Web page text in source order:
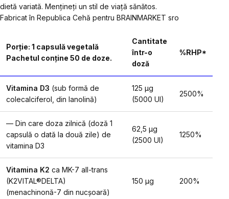
dietă variată. Mențineți un stil de viață sănătos.
Fabricat în Republica Cehă pentru BRAINMARKET sro
Porție: 1 capsulă vegetală
Pachetul conține 50 de doze.
Cantitate
într-o
doză
%RHP*
Vitamina D3 (sub formă de
colecalciferol, din lanolină)
125 µg
(5000 UI)
2500%
— Din care doza zilnică (doză 1
capsulă o dată la două zile) de
vitamina D3
62,5 µg
(2500 UI)
1250%
Vitamina K2 ca MK-7 all-trans
(K2VITAL®DELTA)
(menachinonă-7 din nucșoară)
150 µg 200%